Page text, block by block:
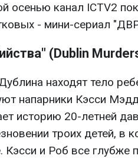
осенью канал ICTV2
- мини-сериал
(Dublin
находят тело
напарники Кэсси
историю 20-летней
троих детей, в
Кэсси и Роб все глубже